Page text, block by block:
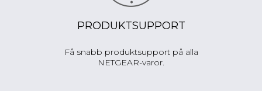
PRODUKTSUPPORT
Få snabb produktsupport på alla
NETGEAR-varor.